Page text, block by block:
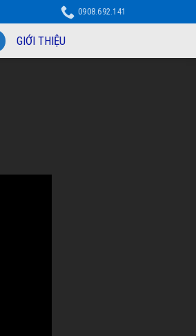
0908.692.141
GIỚI THIỆU